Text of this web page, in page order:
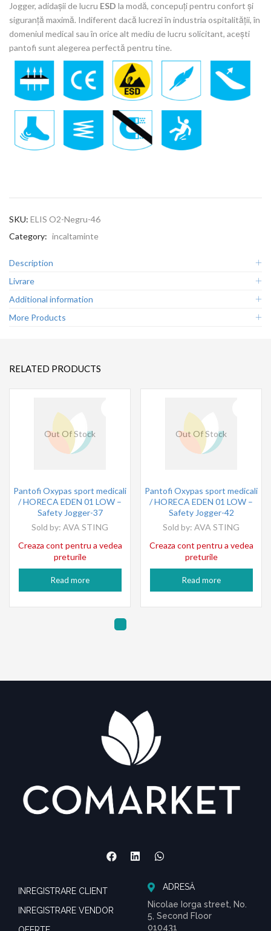
Jogger, adidașii de lucru ESD la modă, concepuți pentru confort și
siguranță maximă. Indiferent dacă lucrezi în industria ospitalității, în
domeniul medical sau în orice alt mediu de lucru solicitant, acești
pantofi sunt alegerea perfectă pentru tine.
SKU: ELIS O2-Negru-46
Category: incaltaminte
Description
Livrare
Additional information
More Products
RELATED PRODUCTS
Out Of Stock
Pantofi Oxypas sport medicali
/ HORECA EDEN 01 LOW –
Safety Jogger-37
Sold by: AVA STING
Creaza cont pentru a vedea
preturile
Read more
Out Of Stock
Pantofi Oxypas sport medicali
/ HORECA EDEN 01 LOW –
Safety Jogger-42
Sold by: AVA STING
Creaza cont pentru a vedea
preturile
Read more
INREGISTRARE CLIENT
INREGISTRARE VENDOR
ADRESĂ
Nicolae Iorga street, No.
5, Second Floor
010431